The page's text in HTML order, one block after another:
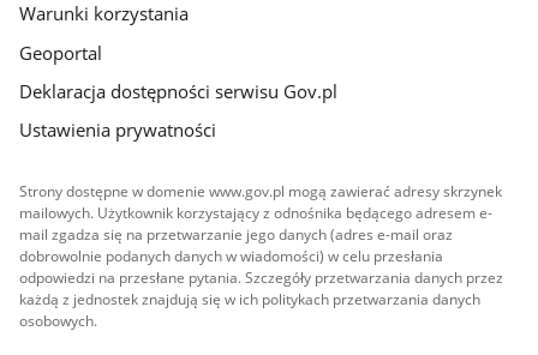
Warunki korzystania
Geoportal
Deklaracja dostępności serwisu Gov.pl
Ustawienia prywatności
Strony dostępne w domenie www.gov.pl mogą zawierać adresy skrzynek
mailowych. Użytkownik korzystający z odnośnika będącego adresem e-
mail zgadza się na przetwarzanie jego danych (adres e-mail oraz
dobrowolnie podanych danych w wiadomości) w celu przesłania
odpowiedzi na przesłane pytania. Szczegóły przetwarzania danych przez
każdą z jednostek znajdują się w ich politykach przetwarzania danych
osobowych.